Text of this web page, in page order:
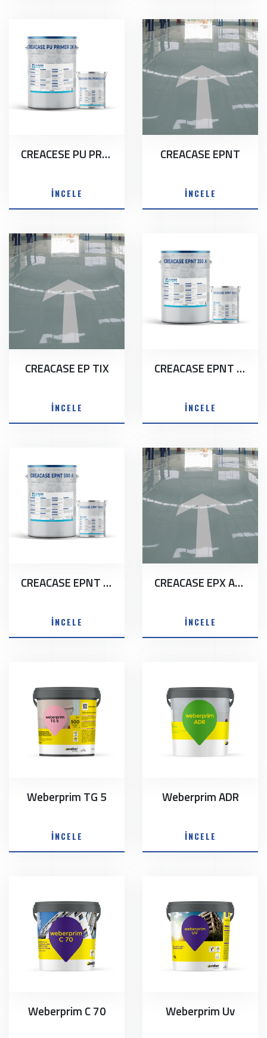
CREACESE PU PRİMER 2 K
İNCELE
CREACASE EPNT
İNCELE
CREACASE EP TIX
İNCELE
CREACASE EPNT 350
İNCELE
CREACASE EPNT 500
İNCELE
CREACASE EPX AQUA 2 K
İNCELE
Weberprim TG 5
İNCELE
Weberprim ADR
İNCELE
Weberprim C 70 Weberprim Uv